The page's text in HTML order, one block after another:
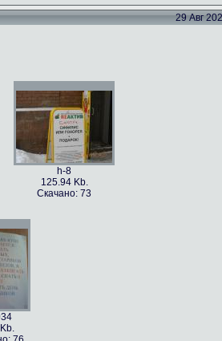
h-86977
79.4 Kb.
Скачано: 82
115.82 Kb.
Скачано: 70
29 Авг
h-8
125.94 Kb.
Скачано: 73